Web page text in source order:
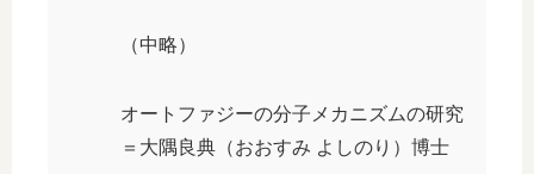
（中略）
オートファジーの分子メカニズムの研究
＝大隅良典（おおすみ よしのり）博士